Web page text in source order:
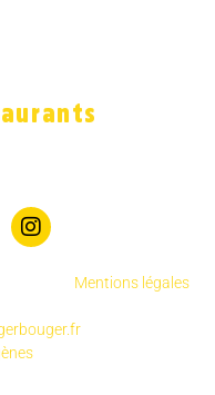
Mentions légales